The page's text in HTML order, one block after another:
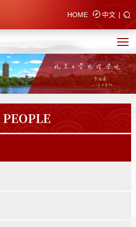
HOME 中文 |
PEOPLE